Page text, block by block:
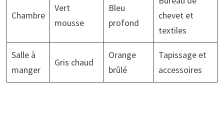
Chambre
Vert
mousse
Bleu
profond
chevet et
textiles
Salle à
manger
Gris chaud
Orange
brûlé
Tapissage et
accessoires